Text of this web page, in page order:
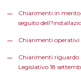
Chiarimenti in
seguito
Chiarimenti operativi
Chiarimenti riguardo
Legislativo 18